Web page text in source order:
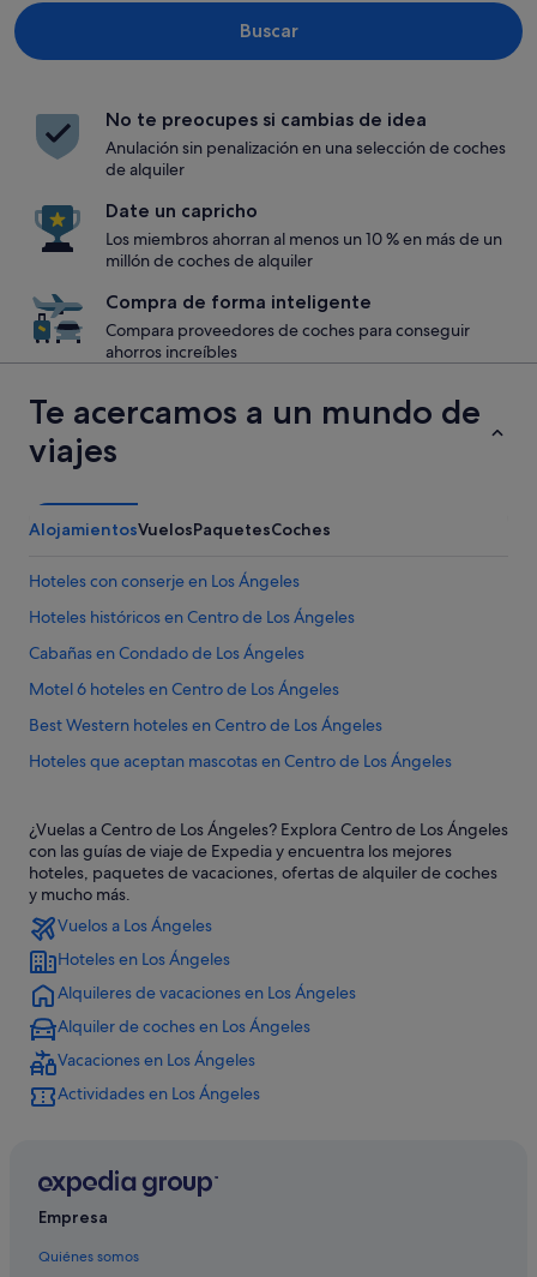
Buscar
No te preocupes si cambias de idea
Anulación sin penalización en una selección de coches
de alquiler
Date un capricho
Los miembros ahorran al menos un 10 % en más de un
millón de coches de alquiler
Compra de forma inteligente
Compara proveedores de coches para conseguir
ahorros increíbles
Te acercamos a un mundo de
viajes
AlojamientosVuelosPaquetesCoches
Hoteles con conserje en Los Ángeles
Hoteles históricos en Centro de Los Ángeles
Cabañas en Condado de Los Ángeles
Motel 6 hoteles en Centro de Los Ángeles
Best Western hoteles en Centro de Los Ángeles
Hoteles que aceptan mascotas en Centro de Los Ángeles
Hoteles para familias en Centro de Los Ángeles
Skid Row hoteles
Fashion District hoteles
Hoteles de 3 estrellas en Los Ángeles
Hoteles con todo incluido en Centro de Los Ángeles
Barcelo hoteles en Los Ángeles
Hoteles baratos en Centro de Los Ángeles
Chinatown hoteles
Little Tokyo hoteles
Hilton Hotels en Centro de Los Ángeles
Hoteles de 5 estrellas en Los Ángeles
¿Vuelas a Centro de Los Ángeles? Explora Centro de Los Ángeles
con las guías de viaje de Expedia y encuentra los mejores
hoteles, paquetes de vacaciones, ofertas de alquiler de coches
y mucho más.
Vuelos a Los Ángeles
Hoteles en Los Ángeles
Alquileres de vacaciones en Los Ángeles
Alquiler de coches en Los Ángeles
Vacaciones en Los Ángeles
Actividades en Los Ángeles
Empresa
Quiénes somos